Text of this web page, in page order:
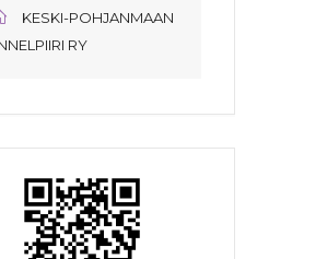
KESKI-POHJANMAAN
RY